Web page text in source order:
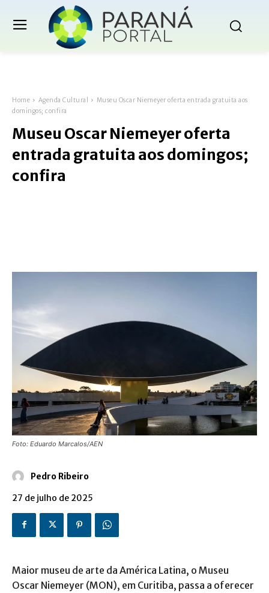
Home Agenda Cultural
Museu Oscar Niemeyer oferta entrada gratuita aos
domingos; confira
Museu Oscar Niemeyer oferta
entrada gratuita aos domingos;
confira
Foto: Eduardo Marcalos/AEN
Pedro Ribeiro
27 de julho de 2025
Maior museu de arte da América Latina, o Museu
Oscar Niemeyer (MON), em Curitiba, passa a oferecer